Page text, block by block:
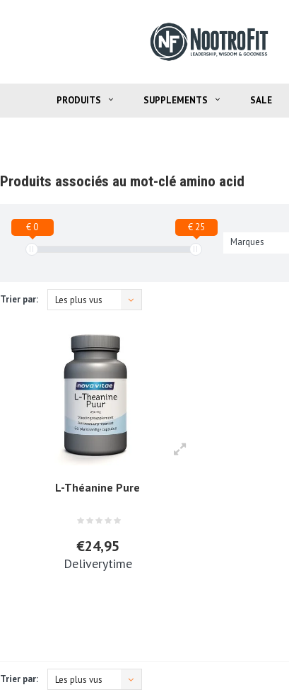
PRODUITS SUPPLEMENTS SALE
Produits associés au mot-clé amino acid
€ 0
€ 25
Marques
Trier par: Les plus vus
L-Théanine Pure
€24,95
Deliverytime
Trier par: Les plus vus